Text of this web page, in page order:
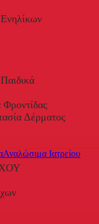
Δέρματος
Αναλώσιμα Ιατρείου